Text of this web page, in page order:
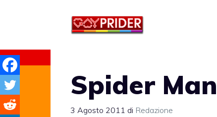
Spider
3 Agosto 2011 di Redazione